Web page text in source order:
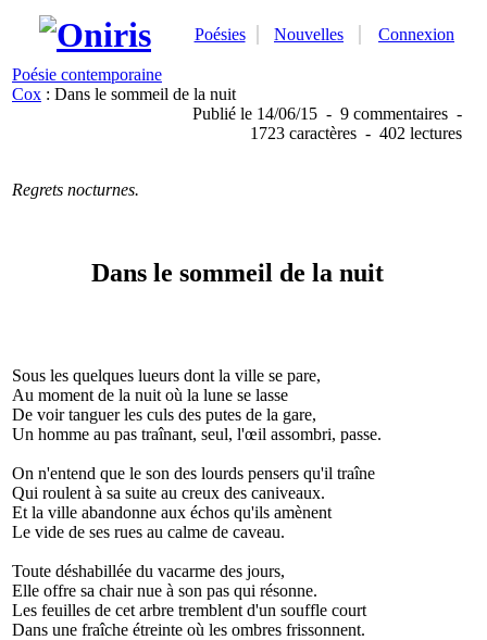
Poésies Nouvelles Connexion
Poésie contemporaine
Cox : Dans le sommeil de la nuit
Publié le 14/06/15 - 9 commentaires -
1723 caractères - 402 lectures
Regrets nocturnes.
Dans le sommeil de la nuit
Sous les quelques lueurs dont la ville se pare,
Au moment de la nuit où la lune se lasse
De voir tanguer les culs des putes de la gare,
Un homme au pas traînant, seul, l'œil assombri, passe.
On n'entend que le son des lourds pensers qu'il traîne
Qui roulent à sa suite au creux des caniveaux.
Et la ville abandonne aux échos qu'ils amènent
Le vide de ses rues au calme de caveau.
Toute déshabillée du vacarme des jours,
Elle offre sa chair nue à son pas qui résonne.
Les feuilles de cet arbre tremblent d'un souffle court
Dans une fraîche étreinte où les ombres frissonnent.